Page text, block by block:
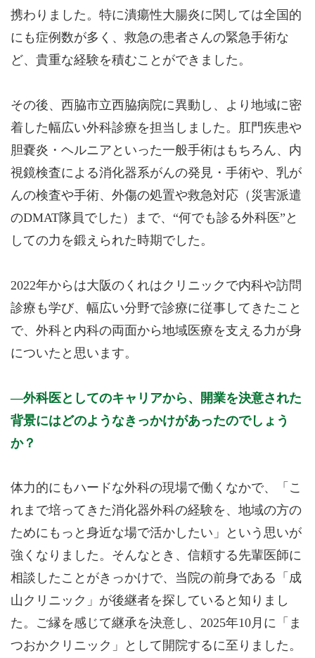
携わりました。特に潰瘍性大腸炎に関しては全国的
にも症例数が多く、救急の患者さんの緊急手術な
ど、貴重な経験を積むことができました。
その後、西脇市立西脇病院に異動し、より地域に密
着した幅広い外科診療を担当しました。肛門疾患や
胆嚢炎・ヘルニアといった一般手術はもちろん、内
視鏡検査による消化器系がんの発見・手術や、乳が
んの検査や手術、外傷の処置や救急対応（災害派遣
のDMAT隊員でした）まで、“何でも診る外科医”と
しての力を鍛えられた時期でした。
2022年からは大阪のくれはクリニックで内科や訪問
診療も学び、幅広い分野で診療に従事してきたこと
で、外科と内科の両面から地域医療を支える力が身
についたと思います。
外科医としてのキャリアから、開業を決意された
背景にはどのようなきっかけがあったのでしょう
か？
体力的にもハードな外科の現場で働くなかで、「こ
れまで培ってきた消化器外科の経験を、地域の方の
ためにもっと身近な場で活かしたい」という思いが
強くなりました。そんなとき、信頼する先輩医師に
相談したことがきっかけで、当院の前身である「成
山クリニック」が後継者を探していると知りまし
た。ご縁を感じて継承を決意し、2025年10月に「ま
つおかクリニック」として開院するに至りました。